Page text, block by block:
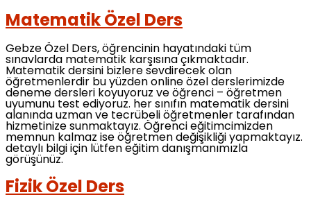
Matematik Özel Ders
Gebze Özel Ders, öğrencinin hayatındaki tüm
sınavlarda matematik karşısına çıkmaktadır.
Matematik dersini bizlere sevdirecek olan
öğretmenlerdir bu yüzden online özel derslerimizde
deneme dersleri koyuyoruz ve öğrenci – öğretmen
uyumunu test ediyoruz. her sınıfın matematik dersini
alanında uzman ve tecrübeli öğretmenler tarafından
hizmetinize sunmaktayız. Öğrenci eğitimcimizden
memnun kalmaz ise öğretmen değişikliği yapmaktayız.
detaylı bilgi için lütfen eğitim danışmanımızla
görüşünüz.
Fizik Özel Ders